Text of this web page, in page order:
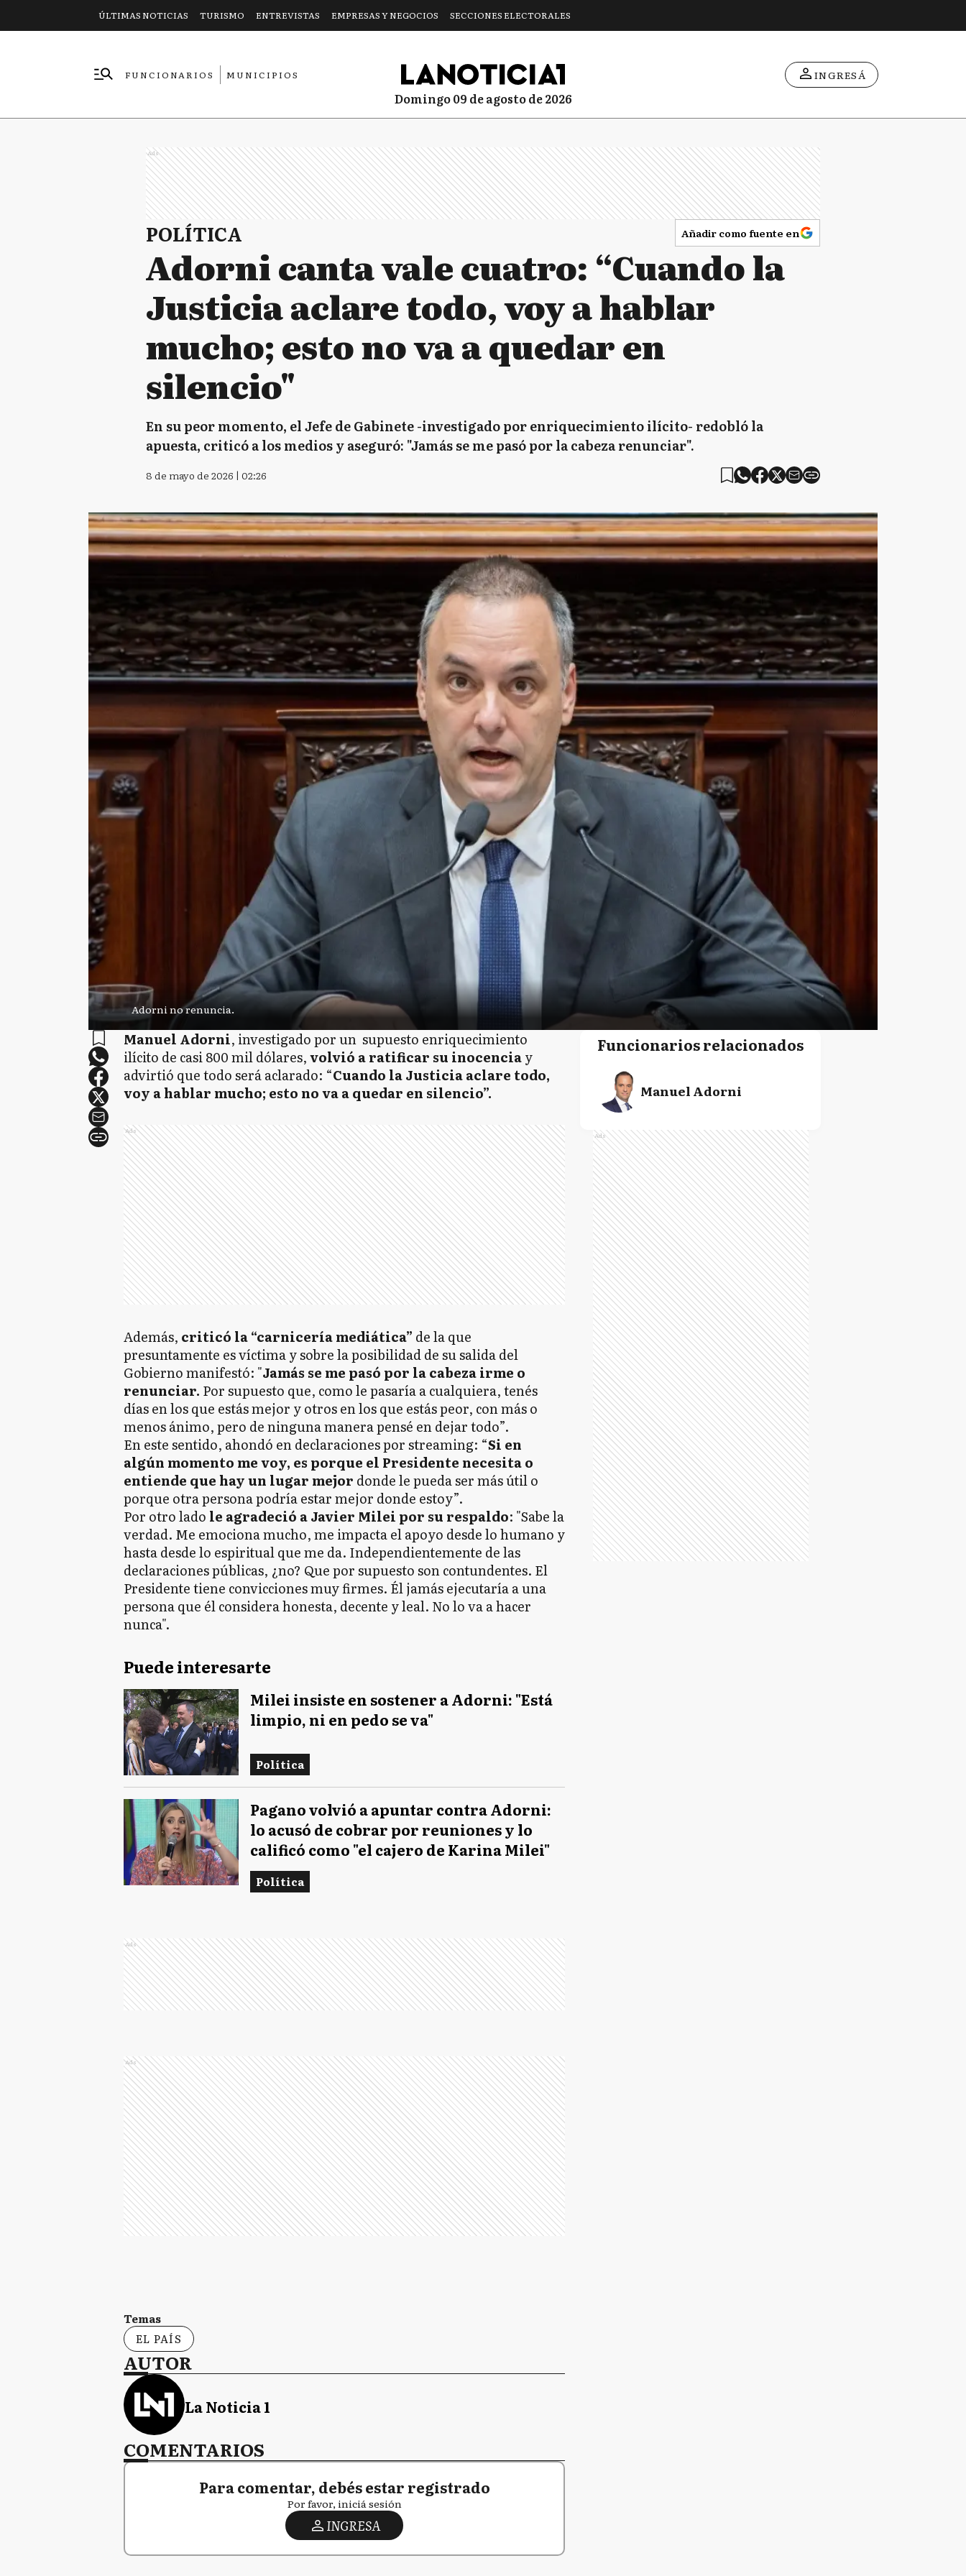
ÚLTIMAS NOTICIAS TURISMO ENTREVISTAS EMPRESAS Y NEGOCIOS SECCIONES ELECTORALES
FUNCIONARIOS
MUNICIPIOS
domingo 09 de agosto de 2026
INGRESÁ
Ads
POLÍTICA Añadir como fuente en
Adorni canta vale cuatro: “Cuando la
Justicia aclare todo, voy a hablar
mucho; esto no va a quedar en
silencio"
En su peor momento, el Jefe de Gabinete -investigado por enriquecimiento ilícito- redobló la
apuesta, criticó a los medios y aseguró: "Jamás se me pasó por la cabeza renunciar".
8 de mayo de 2026 | 02:26
Adorni no renuncia.
Manuel Adorni, investigado por un supuesto enriquecimiento
ilícito de casi 800 mil dólares,volvió a ratificar su inocenciay
advirtió que todo será aclarado: “Cuando la Justicia aclare todo,
voy a hablar mucho; esto no va a quedar en silencio”.
Ads
Además, criticó la “carnicería mediática” de la que
presuntamente es víctima y sobre la posibilidad de su salida del
Gobierno manifestó: "Jamás se me pasó por la cabeza irme o
renunciar. Por supuesto que, como le pasaría a cualquiera, tenés
días en los que estás mejor y otros en los que estás peor, con más o
menos ánimo, pero de ninguna manera pensé en dejar todo”.
En este sentido, ahondó en declaraciones por streaming: “Si en
algún momento me voy, es porque el Presidente necesita o
entiende que hay un lugar mejor donde le pueda ser más útil o
porque otra persona podría estar mejor donde estoy”.
Por otro lado le agradeció a Javier Milei por su respaldo: "Sabe la
verdad. Me emociona mucho, me impacta el apoyo desde lo humano y
hasta desde lo espiritual que me da. Independientemente de las
declaraciones públicas, ¿no? Que por supuesto son contundentes. El
Presidente tiene convicciones muy firmes. Él jamás ejecutaría a una
persona que él considera honesta, decente y leal. No lo va a hacer
nunca".
Puede interesarte
Milei insiste en sostener a Adorni: "Está
limpio, ni en pedo se va"
Política
Pagano volvió a apuntar contra Adorni:
lo acusó de cobrar por reuniones y lo
calificó como "el cajero de Karina Milei"
Política
Ads
Ads
Temas
EL PAÍS
AUTOR
La Noticia 1
COMENTARIOS
Para comentar, debés estar registrado
Por favor, iniciá sesión
INGRESA
Funcionarios relacionados
Manuel Adorni
Ads